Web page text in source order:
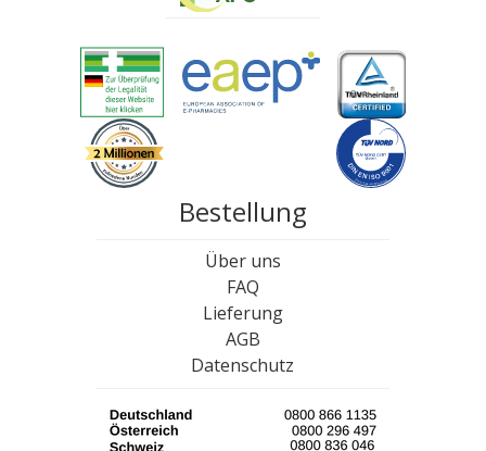
Bestellung
Über uns
FAQ
Lieferung
AGB
Datenschutz